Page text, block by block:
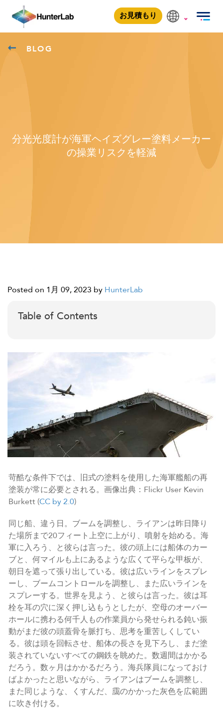
お見積もり
BLOG
分光光度計が海軍ヘイズグレー塗料メーカー
の操業リスクを軽減
Posted on 1月 09, 2023 by HunterLab
Table of Contents
苛酷な条件下では、旧式の塗料を使用した海軍艦船の再
塗装が常に必要とされる。画像出典：Flickr User Kevin
Burkett (CC by 2.0)
同じ船、違う日。ブームを調整し、ライアンは昨日降り
た場所まで20フィート上空に上がり、噴射を始める。海
軍に入ろう、と彼らは言った。彼の頭上には船体のカー
ブと、何マイルも上にあるような広くて平らな甲板が、
朝日を遮って張り出している。彼は広いラインをスプレ
ーし、ブームコントロールを調整し、また広いラインを
スプレーする。世界を見よう、と彼らは言った。彼は耳
栓を耳の穴に深く押し込もうとしたが、空母のオーバー
ホールに携わる何千人もの作業員から発せられる鈍い振
動がまだ彼の頭蓋骨を脈打ち、思考を重苦しくしてい
る。彼は頭を回転させ、船体の長さを見下ろし、まだ塗
装されていないすべての鋼鉄を眺めた。数週間はかかる
だろう。数ヶ月はかかるだろう。海兵隊員になっておけ
ばよかったと思いながら、ライアンはブームを調整し、
また同じような、くすんだ、靄のかかった灰色を広範囲
に吹き付ける。